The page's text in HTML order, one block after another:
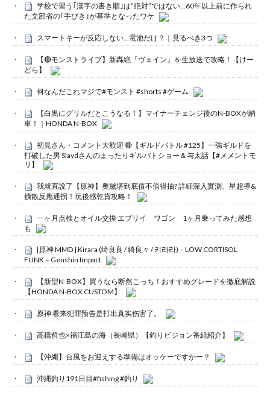
学校で習う｢漢字の書き順｣は”絶対”ではない…60年以上前に作られ
た文部省の｢手びき｣が基準となったワケ
スマートキーが反応しない…電池だけ？｜見るべき3つ
【🔴モンストライブ】新轟絶『ヴェイン』を生放送で攻略！【けー
どら】
何なんだこれマジで#モンスト #shorts #ゲーム
【白黒にグリルだとこうなる！】マイナーチェンジ後のN-BOXが納
車！｜HONDA N-BOX
初見さん・コメント大歓迎 🔴【ギルドバトル #125】一強ギルドを
打破した男 Slaydさんのまったりギルバトショー＆与太話【#メメントモ
リ】
我就直說了【原神】奧黛塔到底值不值得抽? 詳細深入實測、星超導&
擴散反應通拐！玩後感乾貨攻略！
一ヶ月点検とオイル交換 エブリイ ワゴン 1ヶ月乗ってみた感想
も
[原神 MMD ] Kirara (绮良良 / 綺良々 / 키라라) – LOW CORTISOL
FUNK – Genshin Impact
【新型N-BOX】買うなら断然こっち！おすすめグレードを徹底解説
【HONDA N-BOX CUSTOM】
原神 看来犯罪预告是打出真实伤害了。
高橋哲也×福江島の海（長崎県）【釣りビジョン番組紹介】
【沖縄】台風をお迎えする準備はオッケーですかー？
沖縄釣り191日目#fishing #釣り